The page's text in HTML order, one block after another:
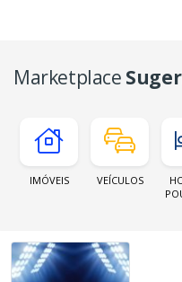
Marketplace
IMÓVEIS VEÍCULOS